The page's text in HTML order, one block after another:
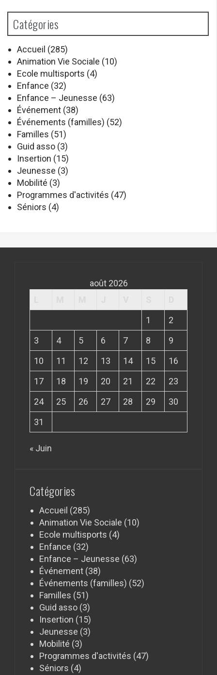
Catégories
Accueil (285)
Animation Vie Sociale (10)
Ecole multisports (4)
Enfance (32)
Enfance – Jeunesse (63)
Événement (38)
Événements (familles) (52)
Familles (51)
Guid asso (3)
Insertion (15)
Jeunesse (3)
Mobilité (3)
Programmes d'activités (47)
Séniors (4)
août 2026
1
2
3
4 5 6 7 8
9
10
11 12 13 14 15
16
17
18 19 20 21 22
23
24
25 26 27 28 29
30
31
« Juin
Catégories
Accueil (285)
Animation Vie Sociale (10)
Ecole multisports (4)
Enfance (32)
Enfance – Jeunesse (63)
Événement (38)
Événements (familles) (52)
Familles (51)
Guid asso (3)
Insertion (15)
Jeunesse (3)
Mobilité (3)
Programmes d'activités (47)
Séniors (4)